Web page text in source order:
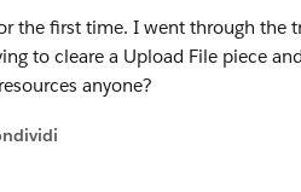
the first time. I went through the
to cleare a Upload File piece
anyone?
menu